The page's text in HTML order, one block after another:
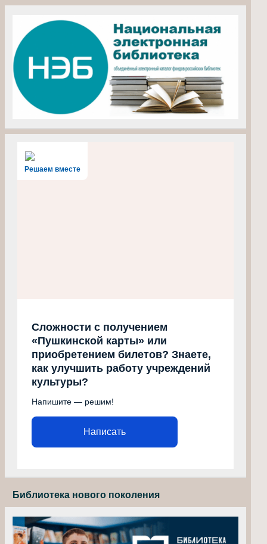
Решаем вместе
Сложности с получением
«Пушкинской карты» или
приобретением билетов? Знаете,
как улучшить работу учреждений
культуры?
Напишите — решим!
Написать
Библиотека нового поколения